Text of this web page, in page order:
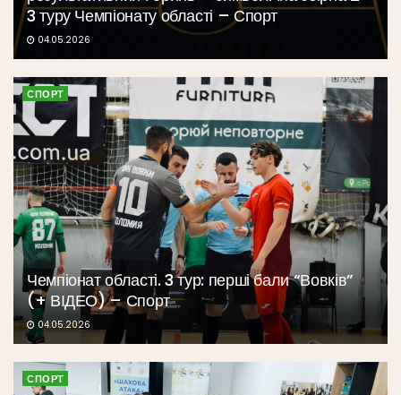
3 туру Чемпіонату області – Спорт
04.05.2026
СПОРТ
Чемпіонат області. 3 тур: перші бали “Вовків”
(+ ВІДЕО) – Спорт
04.05.2026
СПОРТ